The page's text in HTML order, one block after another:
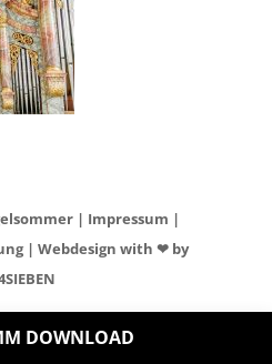
| Impressum |
| Webdesign with ❤ by
DOWNLOAD